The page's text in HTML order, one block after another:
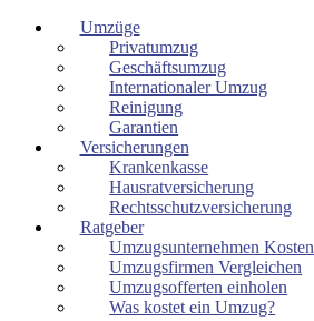
Umzüge
Privatumzug
Geschäftsumzug
Internationaler Umzug
Reinigung
Garantien
Versicherungen
Krankenkasse
Hausratversicherung
Rechtsschutzversicherung
Ratgeber
Umzugsunternehmen Kosten
Umzugsfirmen Vergleichen
Umzugsofferten einholen
Was kostet ein Umzug?